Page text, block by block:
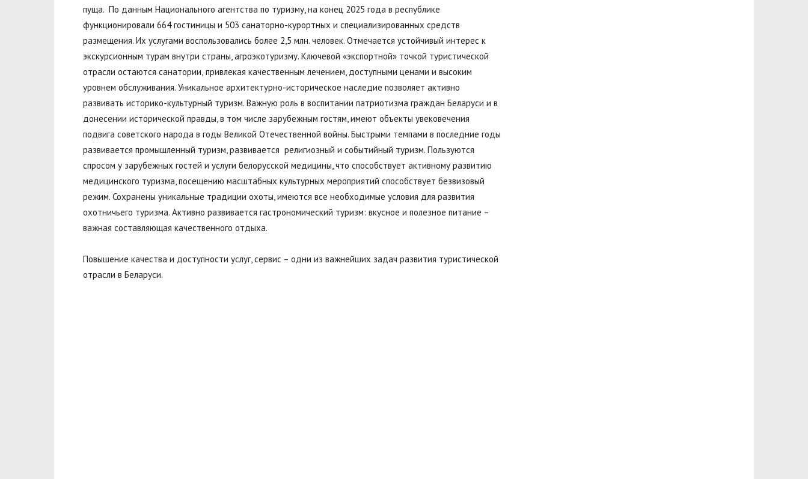
Буда-
Кошелевский
район
пуща. По данным Национального агентства по туризму, на конец 2025 года в республике
функционировали 664 гостиницы и 503 санаторно-курортных и специализированных средств
размещения. Их услугами воспользовались более 2,5 млн. человек. Отмечается устойчивый интерес к
экскурсионным турам внутри страны, агроэкотуризму. Ключевой «экспортной» точкой туристической
отрасли остаются санатории, привлекая качественным лечением, доступными ценами и высоким
уровнем обслуживания. Уникальное архитектурно-историческое наследие позволяет активно
развивать историко-культурный туризм. Важную роль в воспитании патриотизма граждан Беларуси и в
донесении исторической правды, в том числе зарубежным гостям, имеют объекты увековечения
подвига советского народа в годы Великой Отечественной войны. Быстрыми темпами в последние годы
развивается промышленный туризм, развивается религиозный и событийный туризм. Пользуются
спросом у зарубежных гостей и услуги белорусской медицины, что способствует активному развитию
медицинского туризма, посещению масштабных культурных мероприятий способствует безвизовый
режим. Сохранены уникальные традиции охоты, имеются все необходимые условия для развития
охотничьего туризма. Активно развивается гастрономический туризм: вкусное и полезное питание –
важная составляющая качественного отдыха.
Повышение качества и доступности услуг, сервис – одни из важнейших задач развития туристической
отрасли в Беларуси.